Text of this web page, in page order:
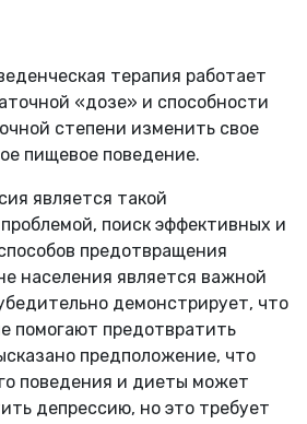
терапия работает
«дозе» и способности
степени изменить свое
пищевое поведение.
является такой
поиск эффективных и
предотвращения
населения является важной
демонстрирует, что
помогают предотвратить
предположение, что
поведения и диеты может
депрессию, но это требует